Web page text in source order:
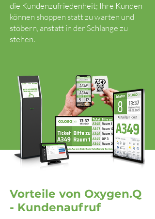
die Kundenzufriedenheit; Ihre Kunden
können shoppen statt zu warten und
stöbern, anstatt in der Schlange zu
stehen.
Vorteile von Oxygen.Q
- Kundenaufruf